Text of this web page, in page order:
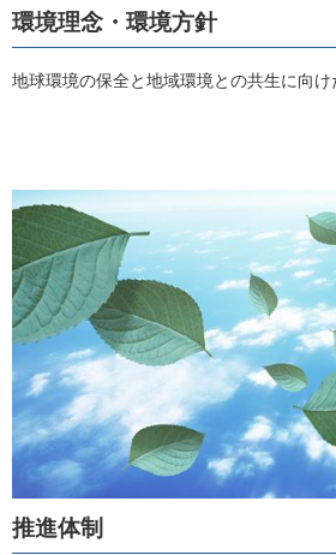
環境理念・環境方針
地球環境の保全と地域環境との共生に向け
推進体制